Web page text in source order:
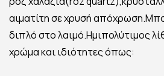
αιματίτη σε χρυσή
διπλό στο λαιμό.Ημιπολύτιμος
χρώμα και ιδιότητες όπως: